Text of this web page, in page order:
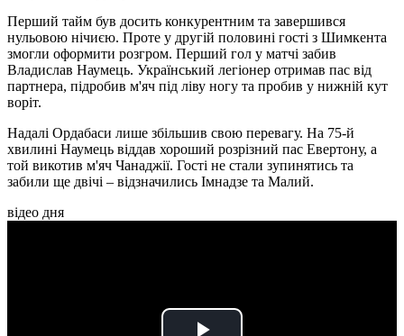
Перший тайм був досить конкурентним та завершився
нульовою нічиєю. Проте у другій половині гості з Шимкента
змогли оформити розгром. Перший гол у матчі забив
Владислав Наумець. Український легіонер отримав пас від
партнера, підробив м'яч під ліву ногу та пробив у нижній кут
воріт.
Надалі Ордабаси лише збільшив свою перевагу. На 75-й
хвилині Наумець віддав хороший розрізний пас Евертону, а
той викотив м'яч Чанаджії. Гості не стали зупинятись та
забили ще двічі – відзначились Імнадзе та Малий.
відео дня